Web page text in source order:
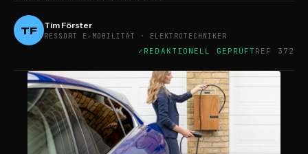
TF Tim Förster
RESSORT E-MOBILITÄT · ELEKTROTECHNIKER
REDAKTIONELL GEPRÜFTREF 372